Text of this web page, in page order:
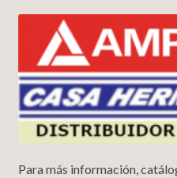
Para más información,